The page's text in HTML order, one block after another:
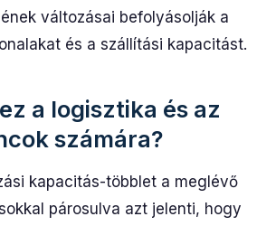
változásai befolyásolják a
és a szállítási kapacitást.
a logisztika és az
számára?
kapacitás-többlet a meglévő
párosulva azt jelenti, hogy